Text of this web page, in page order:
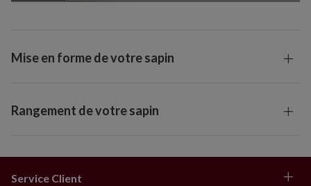
Mise en forme de votre sapin
Rangement de votre sapin
Service Client